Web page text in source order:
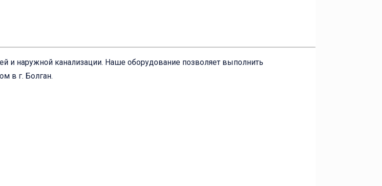
и наружной канализации. Наше оборудование позволяет выполнить
в г. Болган.